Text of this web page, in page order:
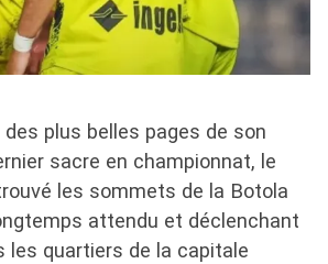
des plus belles pages de son
sacre en championnat, le
les sommets de la Botola
attendu et déclenchant
les quartiers de la capitale